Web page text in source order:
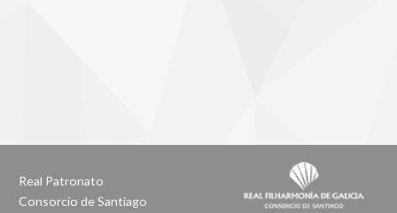
Real Patronato
Consorcio de Santiago